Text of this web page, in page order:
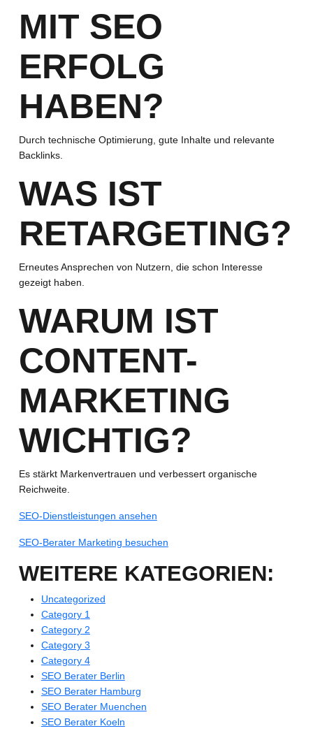
MIT SEO
ERFOLG
HABEN?
Durch technische Optimierung, gute Inhalte und relevante
Backlinks.
WAS IST
RETARGETING?
Erneutes Ansprechen von Nutzern, die schon Interesse
gezeigt haben.
WARUM IST
CONTENT-
MARKETING
WICHTIG?
Es stärkt Markenvertrauen und verbessert organische
Reichweite.
SEO-Dienstleistungen ansehen
SEO-Berater Marketing besuchen
WEITERE KATEGORIEN:
Uncategorized
Category 1
Category 2
Category 3
Category 4
SEO Berater Berlin
SEO Berater Hamburg
SEO Berater Muenchen
SEO Berater Koeln